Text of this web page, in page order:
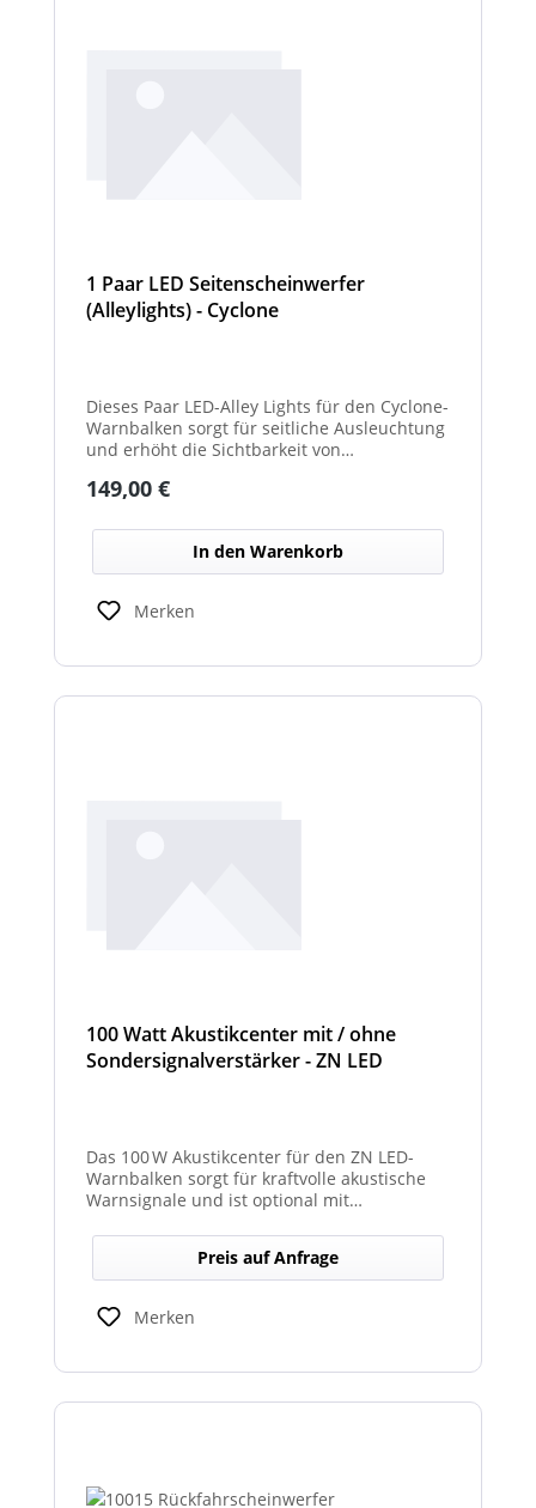
1 Paar LED Seitenscheinwerfer
(Alleylights) - Cyclone
Dieses Paar LED-Alley Lights für den Cyclone-
Warnbalken sorgt für seitliche Ausleuchtung
und erhöht die Sichtbarkeit von
Regulärer Preis:
149,00 €
In den Warenkorb
Merken
100 Watt Akustikcenter mit / ohne
Sondersignalverstärker - ZN LED
Das 100 W Akustikcenter für den ZN LED-
Warnbalken sorgt für kraftvolle akustische
Warnsignale und ist optional mit
erhältlich.
Preis auf Anfrage
Merken